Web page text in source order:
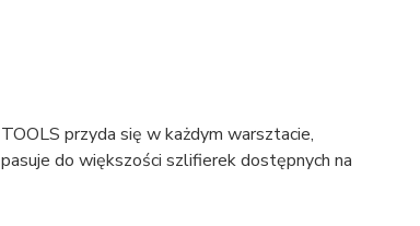
przyda się w każdym warsztacie,
do większości szlifierek dostępnych na